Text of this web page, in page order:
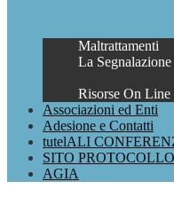
Maltrattamenti
La Segnalazione
Risorse On Line
Associazioni ed Enti
Adesione e Contatti
tutelALI
SITO
AGIA